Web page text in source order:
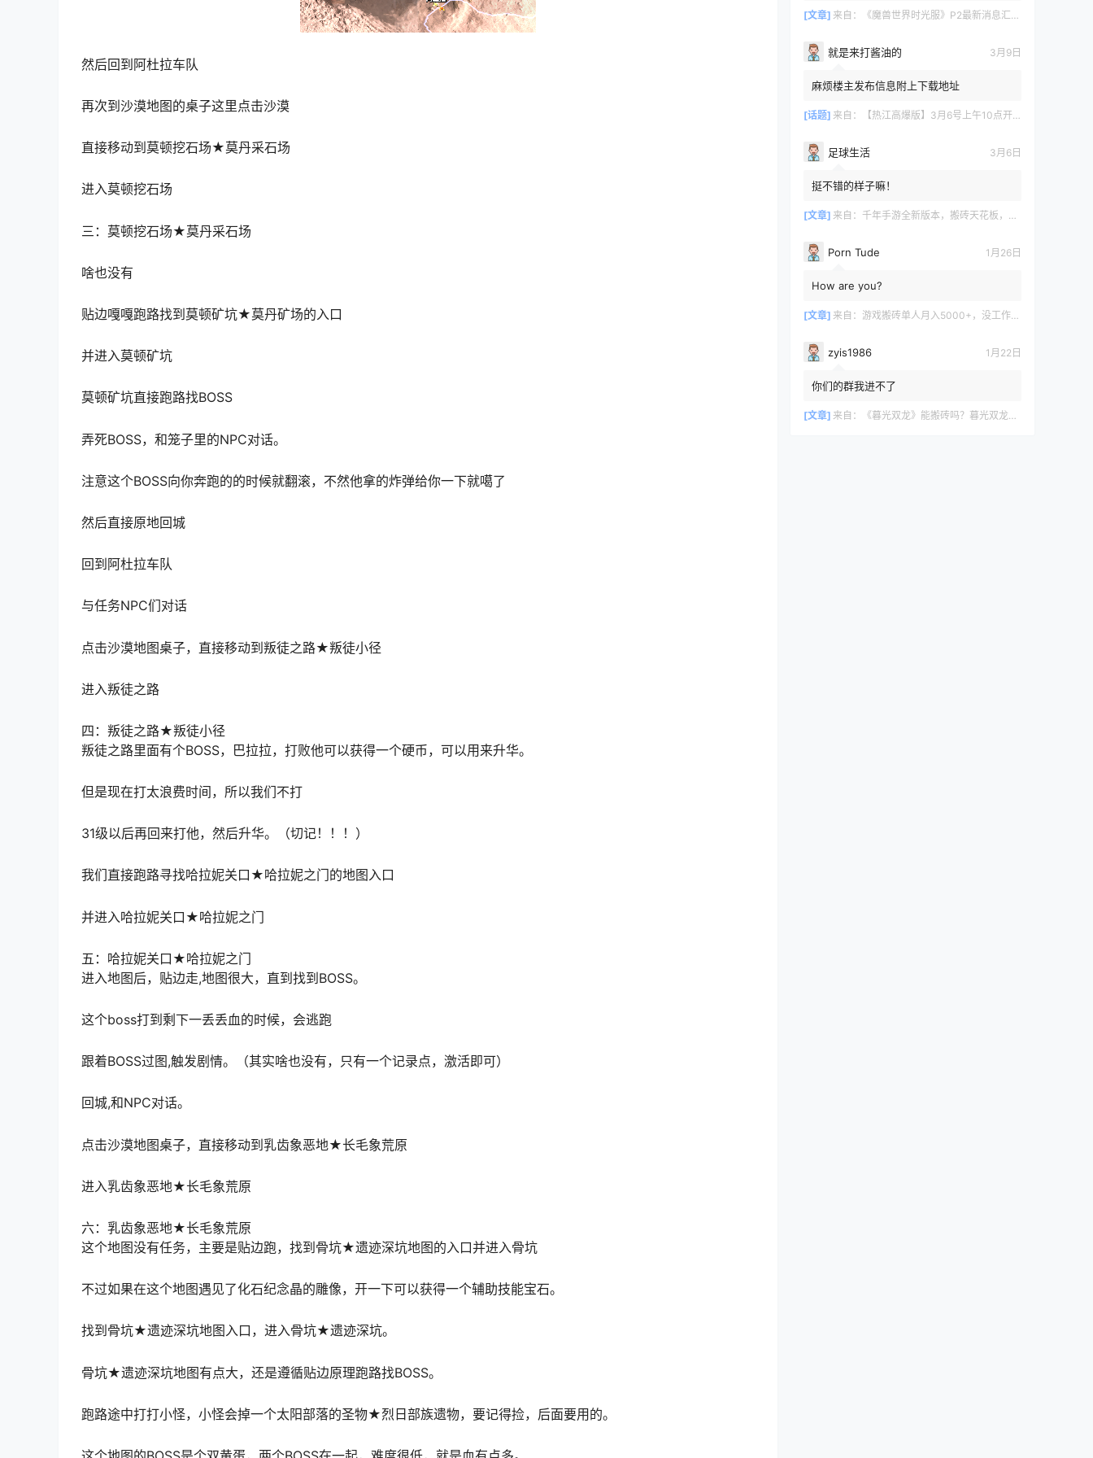
然后回到阿杜拉车队
再次到沙漠地图的桌子这里点击沙漠
直接移动到莫顿挖石场★莫丹采石场
进入莫顿挖石场
三：莫顿挖石场★莫丹采石场
啥也没有
贴边嘎嘎跑路找到 莫顿矿坑★莫丹矿场的入口
并进入莫顿矿坑
莫顿矿坑直接跑路找BOSS
弄死BOSS，和笼子里的NPC对话。
注意这个BOSS向你奔跑的的时候就翻滚，不然他拿的炸弹给你一下就噶了
然后直接原地回城
回到阿杜拉车队
与任务NPC们对话
点击沙漠地图桌子，直接移动到叛徒之路★叛徒小径
进入叛徒之路
四：叛徒之路★叛徒小径
叛徒之路里面有个BOSS，巴拉拉，打败他可以获得一个硬币，可以用来升华。
但是现在打太浪费时间，所以我们不打
31级以后再回来打他，然后升华。（切记！！！）
我们直接跑路寻找哈拉妮关口★哈拉妮之门的地图入口
并进入哈拉妮关口★哈拉妮之门
五：哈拉妮关口★哈拉妮之门
进入地图后，贴边走,地图很大，直到找到BOSS。
这个boss打到剩下一丢丢血的时候，会逃跑
跟着BOSS过图,触发剧情。（其实啥也没有，只有一个记录点，激活即可）
回城,和NPC对话。
点击沙漠地图桌子，直接移动到乳齿象恶地★长毛象荒原
进入乳齿象恶地★长毛象荒原
六：乳齿象恶地★长毛象荒原
这个地图没有任务，主要是贴边跑，找到骨坑★遗迹深坑地图的入口并进入骨坑
不过如果在这个地图遇见了化石纪念晶的雕像，开一下可以获得一个辅助技能宝石。
找到骨坑★遗迹深坑地图入口，进入骨坑★遗迹深坑。
骨坑★遗迹深坑地图有点大，还是遵循贴边原理跑路找BOSS。
跑路途中打打小怪，小怪会掉一个太阳部落的圣物★烈日部族遗物，要记得捡，后面要用的。
[文章] 来自： 《魔兽世界时光服》P2最新消息汇总，九大硬核干货速报
就是来打酱油的 3月9日
麻烦楼主发布信息附上下载地址
[话题] 来自： 【热江高爆版】3月6号上午10点开服
足球生活 3月6日
挺不错的样子嘛！
[文章] 来自： 千年手游全新版本，搬砖天花板，闭着眼都能赚！
Porn Tude 1月26日
How are you?
[文章] 来自： 游戏搬砖单人月入5000+，没工作在家一个人就能做
zyis1986 1月22日
你们的群我进不了
[文章] 来自： 《暮光双龙》能搬砖吗？暮光双龙搬砖攻略教程